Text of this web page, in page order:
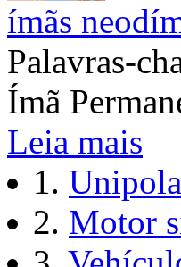
ímãs
Palavras-
Ímã
Leia mais
1.
2. Motor